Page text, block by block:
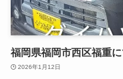
福岡県福岡市西区福重
2026年1月12日